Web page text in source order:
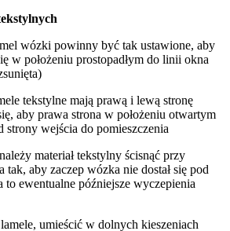
wózki powinny być tak ustawione, aby
w położeniu prostopadłym do linii okna
tekstylne mają prawą i lewą stronę
aby prawa strona w położeniu otwartym
strony wejścia do pomieszczenia
materiał tekstylny ścisnąć przy
tak, aby zaczep wózka nie dostał się pod
to ewentualne późniejsze wyczepienia
umieścić w dolnych kieszeniach